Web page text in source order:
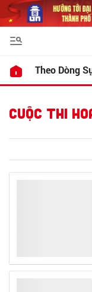
Theo Dòng
CUỘC THI